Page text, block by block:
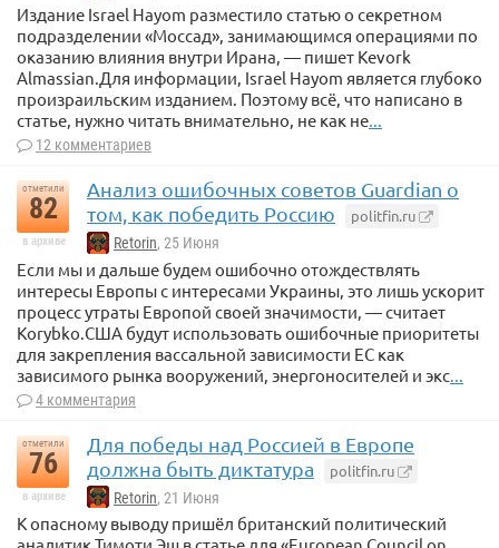
Издание Israel Hayom разместило статью о секретном
подразделении «Моссад», занимающимся операциями по
оказанию влияния внутри Ирана, — пишет Kevork
Almassian.Для информации, Israel Hayom является глубоко
произраильским изданием. Поэтому всё, что написано в
статье, нужно читать внимательно, не как не...
12 комментариев
отметили
82
в архиве
Анализ ошибочных советов Guardian о
том, как победить Россию
politfin.ru
Retorin, 25 Июня
Если мы и дальше будем ошибочно отождествлять
интересы Европы с интересами Украины, это лишь ускорит
процесс утраты Европой своей значимости, — считает
Korybko.США будут использовать ошибочные приоритеты
для закрепления вассальной зависимости ЕС как
зависимого рынка вооружений, энергоносителей и экс
4 комментария
отметили
76
в архиве
Для победы над Россией в Европе
должна быть диктатура
politfin.ru
Retorin, 21 Июня
К опасному выводу пришёл британский политический